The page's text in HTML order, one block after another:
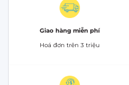
Giao hàng miễn phí
Hoá đơn trên 3 triệu